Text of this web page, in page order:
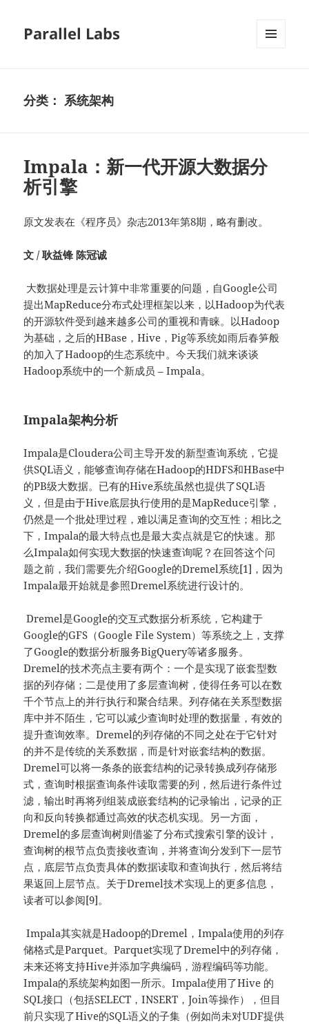
Parallel Labs
分类：系统架构
Impala：新一代开源大数据分
析引擎
原文发表在《程序员》杂志2013年第8期，略有删改。
文 /耿益锋 陈冠诚
大数据处理是云计算中非常重要的问题，自Google公司
提出MapReduce分布式处理框架以来，以Hadoop为代表
的开源软件受到越来越多公司的重视和青睐。以Hadoop
为基础，之后的HBase，Hive，Pig等系统如雨后春笋般
的加入了Hadoop的生态系统中。今天我们就来谈谈
Hadoop系统中的一个新成员 – Impala。
Impala架构分析
Impala是Cloudera公司主导开发的新型查询系统，它提
供SQL语义，能够查询存储在Hadoop的HDFS和HBase中
的PB级大数据。已有的Hive系统虽然也提供了SQL语
义，但是由于Hive底层执行使用的是MapReduce引擎，
仍然是一个批处理过程，难以满足查询的交互性；相比之
下，Impala的最大特点也是最大卖点就是它的快速。那
么Impala如何实现大数据的快速查询呢？在回答这个问
题之前，我们需要先介绍Google的Dremel系统[1]，因为
Impala最开始就是参照Dremel系统进行设计的。
Dremel是Google的交互式数据分析系统，它构建于
Google的GFS（Google File System）等系统之上，支撑
了Google的数据分析服务BigQuery等诸多服务。
Dremel的技术亮点主要有两个：一个是实现了嵌套型数
据的列存储；二是使用了多层查询树，使得任务可以在数
千个节点上的并行执行和聚合结果。列存储在关系型数据
库中并不陌生，它可以减少查询时处理的数据量，有效的
提升查询效率。Dremel的列存储的不同之处在于它针对
的并不是传统的关系数据，而是针对嵌套结构的数据。
Dremel可以将一条条的嵌套结构的记录转换成列存储形
式，查询时根据查询条件读取需要的列，然后进行条件过
滤，输出时再将列组装成嵌套结构的记录输出，记录的正
向和反向转换都通过高效的状态机实现。另一方面，
Dremel的多层查询树则借鉴了分布式搜索引擎的设计，
查询树的根节点负责接收查询，并将查询分发到下一层节
点，底层节点负责具体的数据读取和查询执行，然后将结
果返回上层节点。关于Dremel技术实现上的更多信息，
读者可以参阅[9]。
Impala其实就是Hadoop的Dremel，Impala使用的列存
储格式是Parquet。Parquet实现了Dremel中的列存储，
未来还将支持Hive并添加字典编码，游程编码等功能。
Impala的系统架构如图一所示。Impala使用了Hive 的
SQL接口（包括SELECT，INSERT，Join等操作），但目
前只实现了Hive的SQL语义的子集（例如尚未对UDF提供